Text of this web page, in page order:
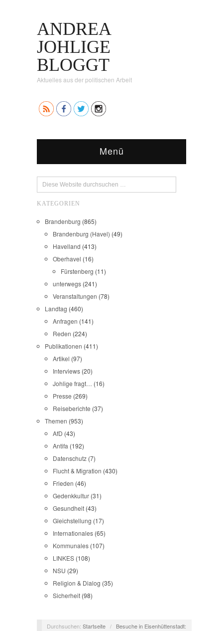
ANDREA
JOHLIGE
BLOGGT
Aktuelles aus der politischen Arbeit
Menü
KATEGORIEN
Brandenburg (865)
Brandenburg (Havel) (49)
Havelland (413)
Oberhavel (16)
Fürstenberg (11)
unterwegs (241)
Veranstaltungen (78)
Landtag (460)
Anfragen (141)
Reden (224)
Publikationen (411)
Artikel (97)
Interviews (20)
Johlige fragt… (16)
Presse (269)
Reiseberichte (37)
Themen (953)
AfD (43)
Antifa (192)
Datenschutz (7)
Flucht & Migration (430)
Frieden (46)
Gedenkkultur (31)
Gesundheit (43)
Gleichstellung (17)
Internationales (65)
Kommunales (107)
LINKES (108)
NSU (29)
Religion & Dialog (35)
Sicherheit (98)
Durchsuchen: Startseite /
Besuche in Eisenhüttenstadt: